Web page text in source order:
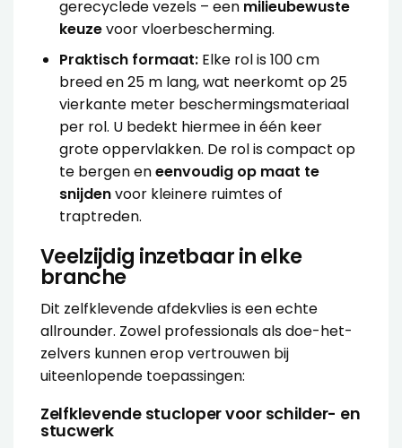
gerecyclede vezels – een milieubewuste
keuzevoor vloerbescherming.
Praktisch formaat:Elke rol is 100 cm
breed en 25 m lang, wat neerkomt op 25
vierkante meter beschermingsmateriaal
per rol. U bedekt hiermee in één keer
grote oppervlakken. De rol is compact op
te bergen eneenvoudig op maat te
snijdenvoor kleinere ruimtes of
traptreden.
Veelzijdig inzetbaar in elke
branche
Dit zelfklevende afdekvlies is een echte
allrounder. Zowel professionals als doe-het-
zelvers kunnen erop vertrouwen bij
uiteenlopende toepassingen:
Zelfklevende stucloper voor schilder- en
stucwerk